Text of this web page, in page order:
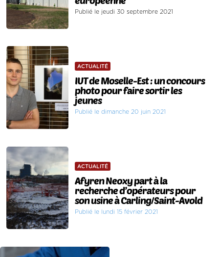
Publié le jeudi 30 septembre 2021
ACTUALITÉ
IUT de Moselle-Est : un concours
photo pour faire sortir les
jeunes
Publié le dimanche 20 juin 2021
ACTUALITÉ
Afyren Neoxy part à la
recherche d’opérateurs pour
son usine à Carling/Saint-Avold
Publié le lundi 15 février 2021